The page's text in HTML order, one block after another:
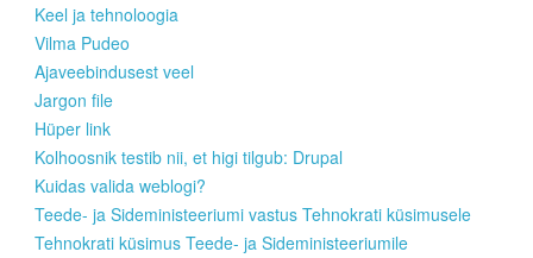
Keel ja tehnoloogia
Vilma Pudeo
Ajaveebindusest veel
Jargon file
Hüper link
Kolhoosnik testib nii, et higi tilgub: Drupal
Kuidas valida weblogi?
Teede- ja Sideministeeriumi vastus Tehnokrati küsimusele
Tehnokrati küsimus Teede- ja Sideministeeriumile